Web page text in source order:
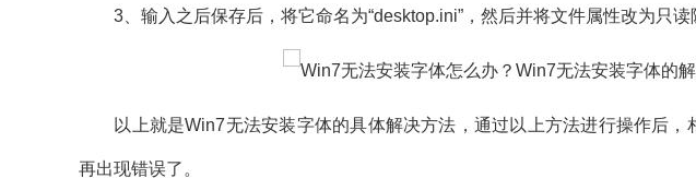
3、输入之后保存后，将它命名为“desktop.ini”，然后并将文件属性改为只读
以上就是Win7无法安装字体的具体解决方法，通过以上方法进行操作后，
再出现错误了。